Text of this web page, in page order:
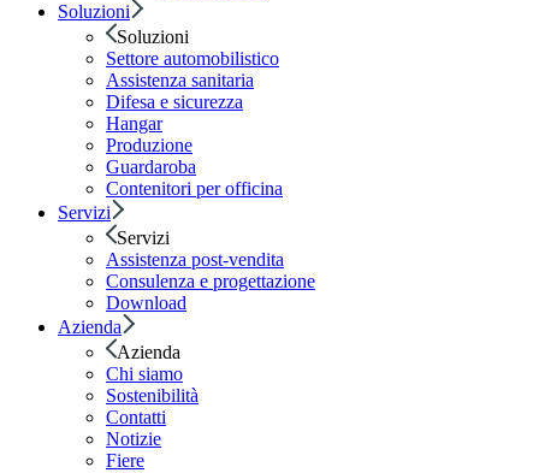
Soluzioni
Soluzioni
Settore automobilistico
Assistenza sanitaria
Difesa e sicurezza
Hangar
Produzione
Guardaroba
Contenitori per officina
Servizi
Servizi
Assistenza post-vendita
Consulenza e progettazione
Download
Azienda
Azienda
Chi siamo
Sostenibilità
Contatti
Notizie
Fiere